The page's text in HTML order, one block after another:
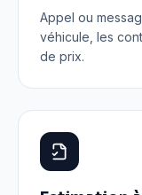
Appel ou
véhicule, les
de prix.